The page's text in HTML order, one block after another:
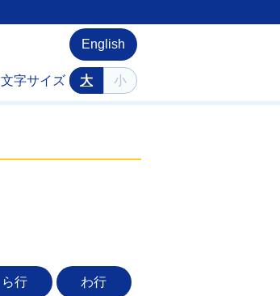
English
文字サイズ 大 小
ら行 わ行